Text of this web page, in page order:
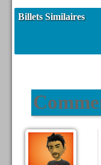
Billets Similaires